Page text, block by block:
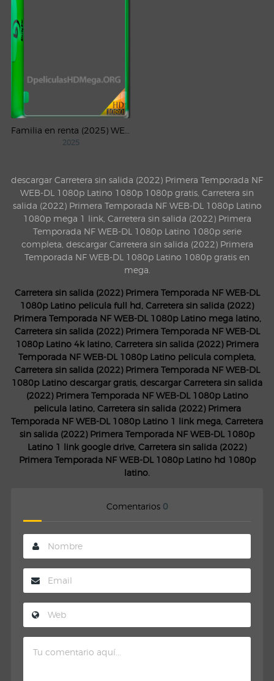
2025
descargar Carretera sin salida (2022) Primera Temporada NF
WEB-DL 1080p Latino 1080p 1080p gratis, Carretera sin
salida (2022) Primera Temporada NF WEB-DL 1080p Latino
1080p mega 1 link, Carretera sin salida (2022) Primera
Temporada NF WEB-DL 1080p Latino 1080p serie
completa, descargar Carretera sin salida (2022) Primera
Temporada NF WEB-DL 1080p Latino 1080p gratis en
mega.
Carretera sin salida (2022) Primera Temporada NF WEB-DL
1080p Latino pelicula full hd, Carretera sin salida (2022)
Primera Temporada NF WEB-DL 1080p Latino mega latino,
Carretera sin salida (2022) Primera Temporada NF WEB-DL
1080p Latino 4k latino, Carretera sin salida (2022) Primera
Temporada NF WEB-DL 1080p Latino pelicula completa,
Carretera sin salida (2022) Primera Temporada NF WEB-DL
1080p Latino descargar gratis, descargar Carretera sin salida
(2022) Primera Temporada NF WEB-DL 1080p Latino
pelicula latino, Carretera sin salida (2022) Primera
Temporada NF WEB-DL 1080p Latino 1 link mega, Carretera
sin salida (2022) Primera Temporada NF WEB-DL 1080p
Latino 1 link google drive, Carretera sin salida (2022)
Primera Temporada NF WEB-DL 1080p Latino hd 1080p
latino.
Comentarios 0